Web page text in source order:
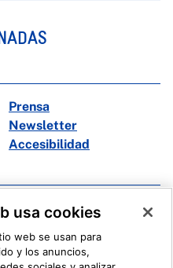
Prensa
Newsletter
Accesibilidad
X
Ivoox
usa cookies
web se usan para
y los anuncios,